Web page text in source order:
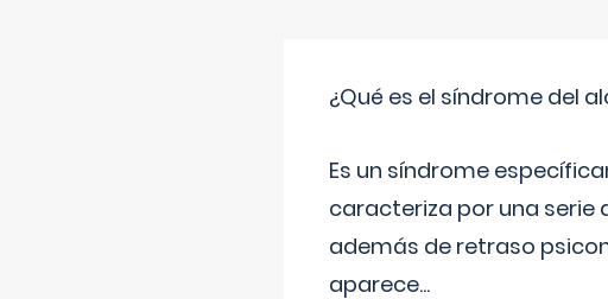
¿Qué es el síndrome del
Es un síndrome
caracteriza por una serie
además de retraso
aparece...